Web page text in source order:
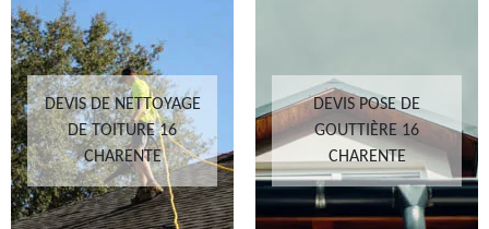
DEVIS DE NETTOYAGE
DE TOITURE 16
CHARENTE
DEVIS POSE DE
GOUTTIÈRE 16
CHARENTE